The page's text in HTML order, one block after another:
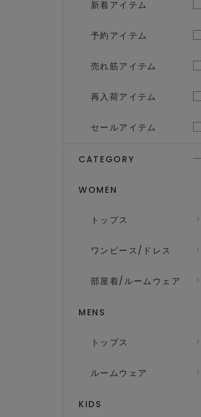
新着アイテム
予約アイテム
売れ筋アイテム
再入荷アイテム
セールアイテム
CATEGORY
WOMEN
トップス
ワンピース/ドレス
部屋着/ルームウェア
MENS
トップス
ルームウェア
KIDS